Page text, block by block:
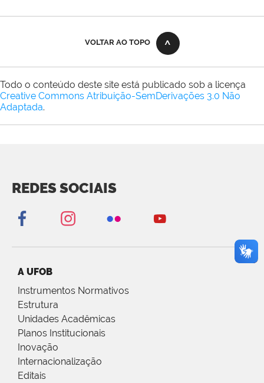
VOLTAR AO TOPO
Todo o conteúdo deste site está publicado sob a licença
Creative Commons Atribuição-SemDerivações 3.0 Não
Adaptada.
REDES SOCIAIS
A UFOB
Instrumentos Normativos
Estrutura
Unidades Acadêmicas
Planos Institucionais
Inovação
Internacionalização
Editais